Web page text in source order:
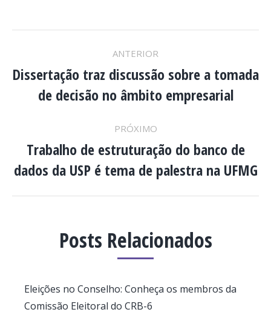
NAVEGAÇÃO
DE
ANTERIOR
Post
anterior:
Dissertação traz discussão sobre a tomada
de decisão no âmbito empresarial
PRÓXIMO
Próximo
post:
Trabalho de estruturação do banco de
dados da USP é tema de palestra na UFMG
Posts Relacionados
Eleições no Conselho: Conheça os membros da
Comissão Eleitoral do CRB-6